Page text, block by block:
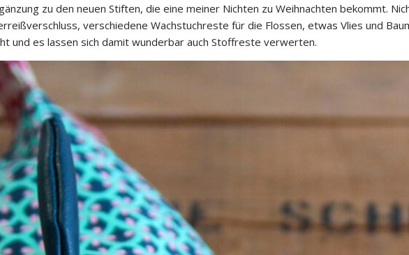
zu den neuen Stiften, die eine meiner Nichten zu Weihnachten bekommt.
verschiedene Wachstuchreste für die Flossen, etwas Vlies und
und es lassen sich damit wunderbar auch Stoffreste verwerten.